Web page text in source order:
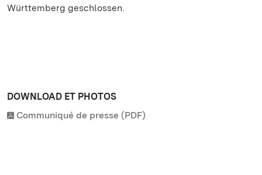
Württemberg geschlossen.
DOWNLOAD ET PHOTOS
Communiqué de presse (PDF)